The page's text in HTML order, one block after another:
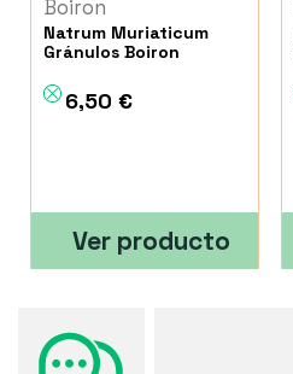
Boiron
Natrum Muriaticum
Gránulos Boiron
6,50 €
Ver producto